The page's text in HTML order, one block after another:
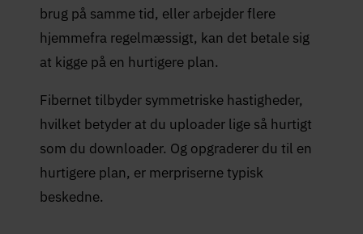
brug på samme tid, eller arbejder flere
hjemmefra regelmæssigt, kan det betale sig
at kigge på en hurtigere plan.
Fibernet tilbyder symmetriske hastigheder,
hvilket betyder at du uploader lige så hurtigt
som du downloader. Og opgraderer du til en
hurtigere plan, er merpriserne typisk
beskedne.